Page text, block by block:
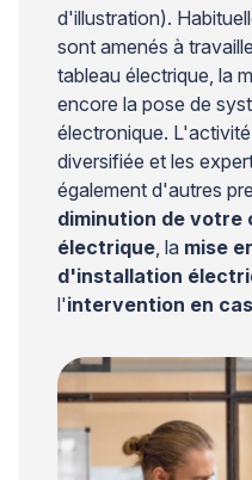
d'illustration).
sont amenés à
tableau électrique, la
encore la pose de
électronique.
diversifiée et les
également d'autres
diminution de votre
électrique, la mise
d'installation
l'intervention en